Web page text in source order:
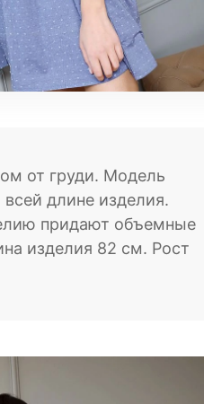
от груди. Модель
длине изделия.
придают объемные
изделия 82 см. Рост